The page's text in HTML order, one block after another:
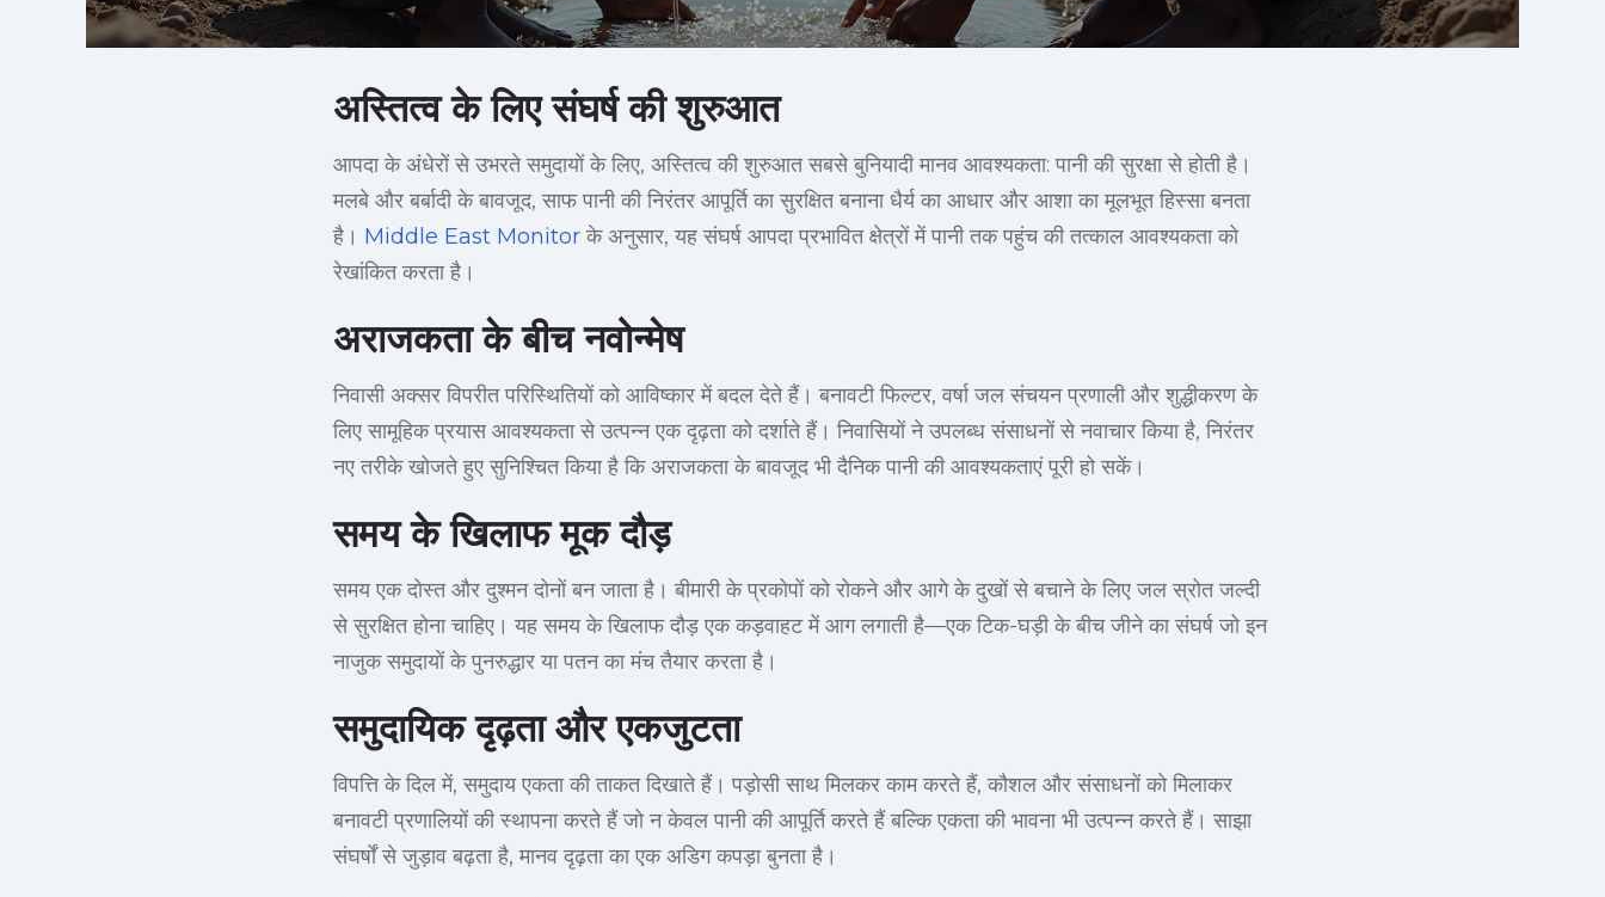
अस्तित्व के लिए संघर्ष की शुरुआत
आपदा के अंधेरों से उभरते समुदायों के लिए, अस्तित्व की शुरुआत सबसे बुनियादी मानव आवश्यकता: पानी की सुरक्षा से होती है।
मलबे और बर्बादी के बावजूद, साफ पानी की निरंतर आपूर्ति का सुरक्षित बनाना धैर्य का आधार और आशा का मूलभूत हिस्सा बनता
है। Middle East Monitorके अनुसार, यह संघर्ष आपदा प्रभावित क्षेत्रों में पानी तक पहुंच की तत्काल आवश्यकता को
रेखांकित करता है।
अराजकता के बीच नवोन्मेष
निवासी अक्सर विपरीत परिस्थितियों को आविष्कार में बदल देते हैं। बनावटी फिल्टर, वर्षा जल संचयन प्रणाली और शुद्धीकरण के
लिए सामूहिक प्रयास आवश्यकता से उत्पन्न एक दृढ़ता को दर्शाते हैं। निवासियों ने उपलब्ध संसाधनों से नवाचार किया है, निरंतर
नए तरीके खोजते हुए सुनिश्चित किया है कि अराजकता के बावजूद भी दैनिक पानी की आवश्यकताएं पूरी हो सकें।
समय के खिलाफ मूक दौड़
समय एक दोस्त और दुश्मन दोनों बन जाता है। बीमारी के प्रकोपों ​​को रोकने और आगे के दुखों से बचाने के लिए जल स्रोत जल्दी
से सुरक्षित होना चाहिए। यह समय के खिलाफ दौड़ एक कड़वाहट में आग लगाती है—एक टिक-घड़ी के बीच जीने का संघर्ष जो इन
नाजुक समुदायों के पुनरुद्धार या पतन का मंच तैयार करता है।
समुदायिक दृढ़ता और एकजुटता
विपत्ति के दिल में, समुदाय एकता की ताकत दिखाते हैं। पड़ोसी साथ मिलकर काम करते हैं, कौशल और संसाधनों को मिलाकर
बनावटी प्रणालियों की स्थापना करते हैं जो न केवल पानी की आपूर्ति करते हैं बल्कि एकता की भावना भी उत्पन्न करते हैं। साझा
संघर्षों से जुड़ाव बढ़ता है, मानव दृढ़ता का एक अडिग कपड़ा बुनता है।